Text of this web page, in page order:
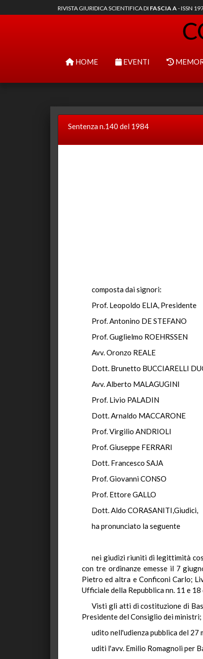
RIVISTA GIURIDICA SCIENTIFICA DI FASCIA A- ISSN
HOME EVENTI
Sentenza n.140 del 1984
composta dai signori:
Prof. Leopoldo ELIA, Presidente
Prof. Antonino DE STEFANO
Prof. Guglielmo ROEHRSSEN
Avv. Oronzo REALE
Dott. Brunetto BUCCIARELLI
Avv. Alberto MALAGUGINI
Prof. Livio PALADIN
Dott. Arnaldo MACCARONE
Prof. Virgilio ANDRIOLI
Prof. Giuseppe FERRARI
Dott. Francesco SAJA
Prof. Giovanni CONSO
Prof. Ettore GALLO
Dott. Aldo CORASANITI,Giudici,
ha pronunciato la seguente
nei giudizi riuniti di legittimità
con tre ordinanze emesse il 7
Pietro ed altra e Conficoni Carlo;
Ufficiale della Repubblica nn. 11 e
Visti gli atti di costituzione di
Presidente del Consiglio dei ministri;
udito nell'udienza pubblica del 27
uditi l'avv. Emilio Romagnoli per